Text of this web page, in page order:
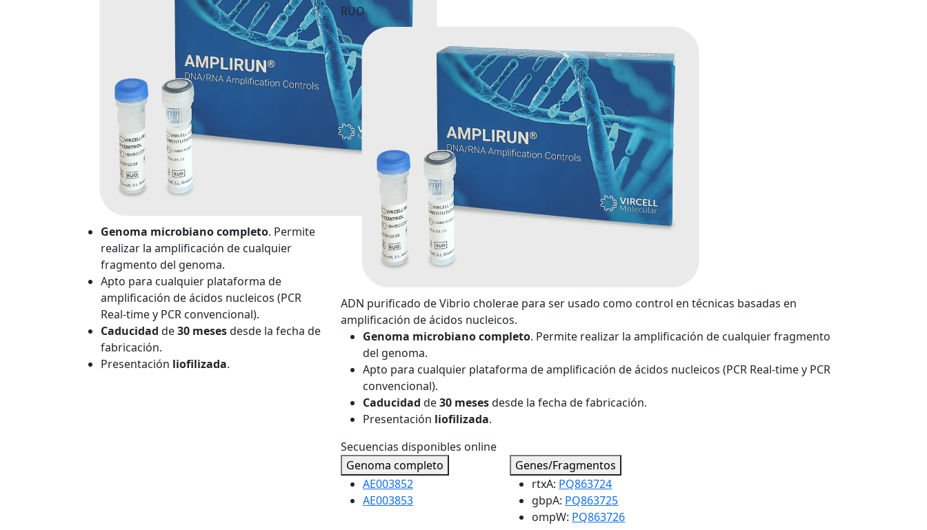
Genoma microbiano completo. Permite
realizar la amplificación de cualquier
fragmento del genoma.
Apto para cualquier plataforma de
amplificación de ácidos nucleicos (PCR
Real-time y PCR convencional).
Caducidad de30 mesesdesde la fecha de
fabricación.
Presentación liofilizada.
RUO
ADN purificado de Vibrio cholerae para ser usado como control en técnicas basadas en
amplificación de ácidos nucleicos.
Genoma microbiano completo. Permite realizar la amplificación de cualquier fragmento
del genoma.
Apto para cualquier plataforma de amplificación de ácidos nucleicos (PCR Real-time y PCR
convencional).
Caducidad de30 mesesdesde la fecha de fabricación.
Presentación liofilizada.
Secuencias disponibles online
Genoma completo
AE003852
AE003853
Genes/Fragmentos
rtxA: PQ863724
gbpA: PQ863725
ompW: PQ863726